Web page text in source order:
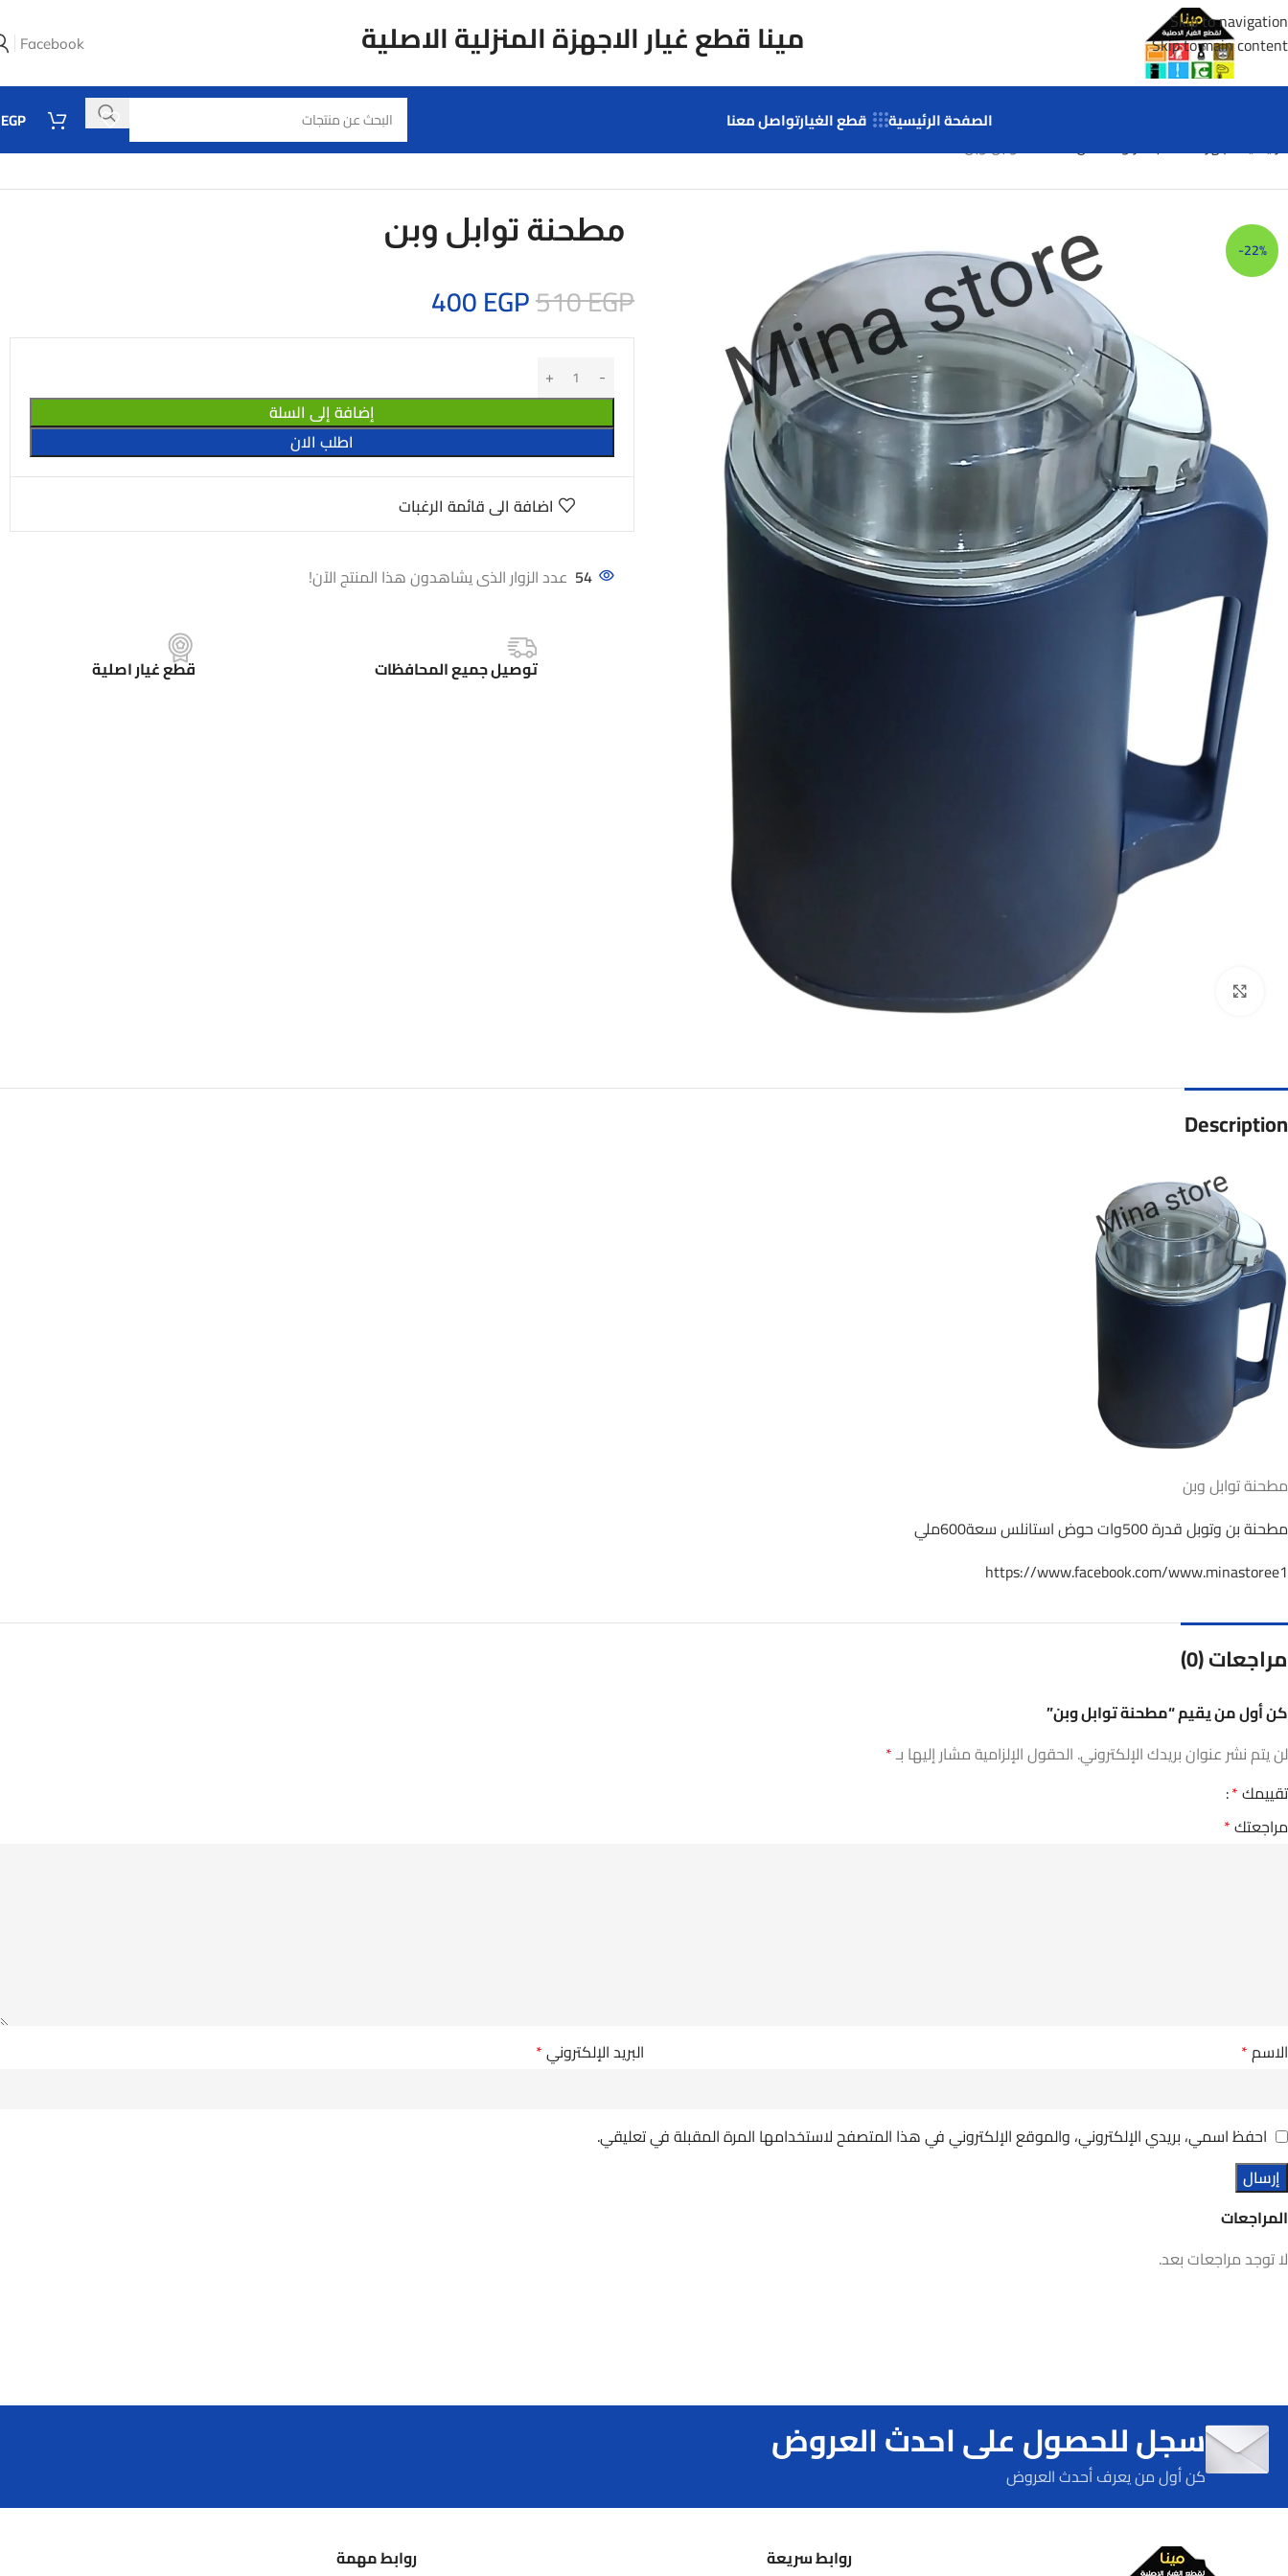
Skip to navigation
Skip to main content
مينا قطع غيار الاجهزة المنزلية الاصلية Facebook
الصفحة الرئيسية قطع الغيارتواصل معنا EGP
الرئيسية اجهزة هاند بلندر ومطاحن مطحنة توابل وبن
-22%
مطحنة توابل وبن
510EGP
400EGP
إضافة إلى السلة
اطلب الان
اضافة الى قائمة الرغبات
54 عدد الزوار الذى يشاهدون هذا المنتج الآن!
توصيل جميع المحافظات قطع غيار اصلية
Description
مطحنة توابل وبن
مطحنة بن وتوبل قدرة 500وات حوض استانلس سعة600ملي
https://www.facebook.com/www.minastoree1
مراجعات (0)
المراجعات
لا توجد مراجعات بعد.
كن أول من يقيم “مطحنة توابل وبن”
لن يتم نشر عنوان بريدك الإلكتروني. الحقول الإلزامية مشار إليها بـ*
تقييمك*
مراجعتك*
الاسم* البريد الإلكتروني*
احفظ اسمي، بريدي الإلكتروني، والموقع الإلكتروني في هذا المتصفح لاستخدامها المرة المقبلة في تعليقي.
سجل للحصول على احدث العروض
كن أول من يعرف أحدث العروض
روابط سريعة روابط مهمة